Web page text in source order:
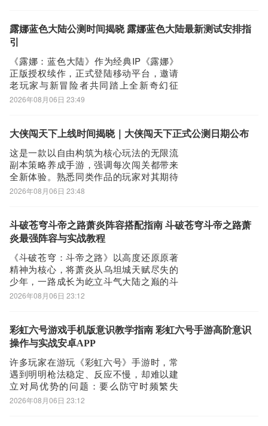
均配备精致立绘、动态特效及标志性大翅
膀，随着主线推进，还能解锁多套主题服
露娜蓝色大陆公测时间揭晓 露娜蓝色大陆最新测试安排指
引
《露娜：蓝色大陆》作为经典IP《露娜》
正版授权续作，正式登陆移动平台，邀请
老玩家与新冒险者共同踏上全新奇幻征
程。Q版萌系美术风格、明亮治愈的场景设
方已确认将于近期开启，敬请期待。【露
载》》》》》#露娜
2026年08月06日 23:49
大侠闯天下上线时间揭晓｜大侠闯天下正式公测日期公布
这是一款以自由构筑为核心玩法的无限流
副本策略养成手游，强调每次闯关都带来
全新体验。熟悉同类作品的玩家对其期待
已久。官方已正式公布，《大侠闯天下》
开服提醒与预下载资格。【大侠闯天下】
最新版预约/下载》》》》》#大侠闯天
2026年08月06日 23:48
斗破苍穹斗帝之路萧炎阵容搭配指南 斗破苍穹斗帝之路萧
炎最强阵容与实战教程
《斗破苍穹：斗帝之路》以高度还原原著
精神为核心，将萧炎从乌坦城天赋尽失的
少年，一路成长为屹立斗气大陆之巅的斗
帝全过程完整呈现。游戏主线严格遵循小
跳跃、无删减。三年之约的孤傲赴约、云
岚宗山门前的惊天一战、药老被囚魂殿后
的营救行动等
2026年08月06日 23:12
彩虹六号游戏手机版意识教学指南 彩虹六号手游高阶意识
操作与实战安卓APP
许多玩家在游玩《彩虹六号》手游时，常
遇到明明枪法稳定、反应不慢，却难以建
立对局优势的问题：要么防守时频繁失
点，要么进攻时节奏混乱、推进受阻。其
2026年08月06日 23:12